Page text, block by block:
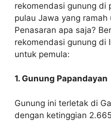
rekomendasi gunung di
pulau Jawa yang ramah
Penasaran apa saja?
rekomendasi gunung di
untuk pemula:
1. Gunung Papandayan
Gunung ini terletak di
dengan ketinggian